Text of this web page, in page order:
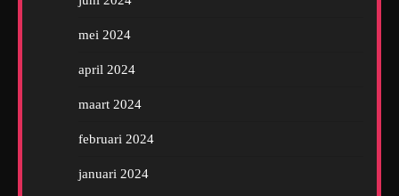
mei 2024
april 2024
maart 2024
februari 2024
januari 2024